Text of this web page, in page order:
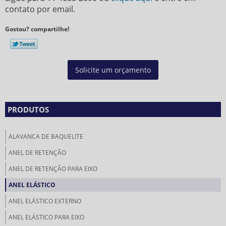
contato por email.
Gostou? compartilhe!
Solicite um orçamento
PRODUTOS
ALAVANCA DE BAQUELITE
ANEL DE RETENÇÃO
ANEL DE RETENÇÃO PARA EIXO
ANEL ELÁSTICO
ANEL ELÁSTICO EXTERNO
ANEL ELÁSTICO PARA EIXO